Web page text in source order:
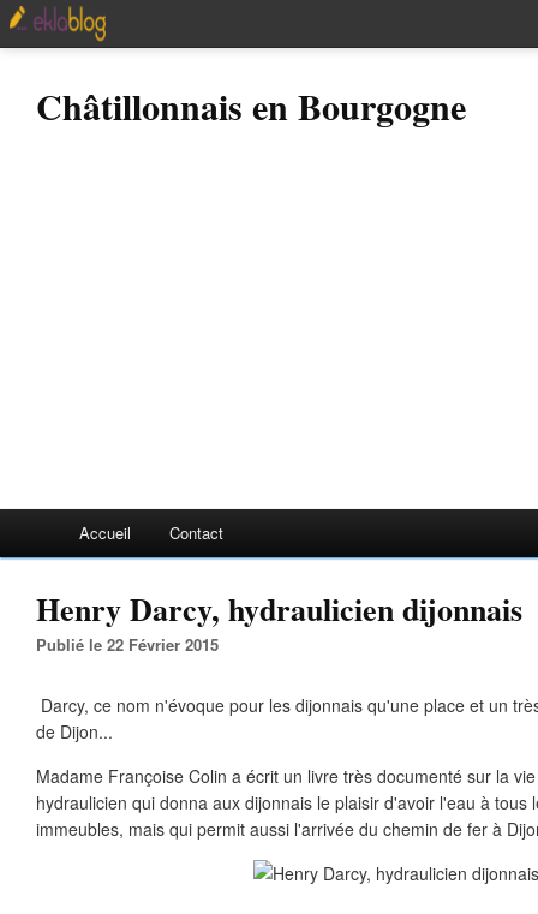
Châtillonnais en Bourgogne
Accueil Contact
Henry Darcy, hydraulicien dijonnais
Publié le 22 Février 2015
Darcy, ce nom n'évoque pour les dijonnais qu'une place et un
de Dijon...
Madame Françoise Colin a écrit un livre très documenté sur la
hydraulicien qui donna aux dijonnais le plaisir d'avoir l'eau à tous
immeubles, mais qui permit aussi l'arrivée du chemin de fer à